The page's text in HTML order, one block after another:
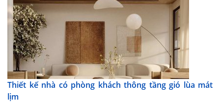
Thiết kế nhà có phòng khách thông tầng gió lùa mát
lịm